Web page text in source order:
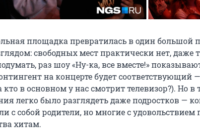
площадка превратилась в один большой
свободных мест практически нет, даже
раз шоу «Ну-ка, все вместе!»
на концерте будет соответствующий
в основном у нас смотрит телевизор?). Но в
легко было разглядеть даже подростков —
с собой родители, но многие с удовольствием
хитам.